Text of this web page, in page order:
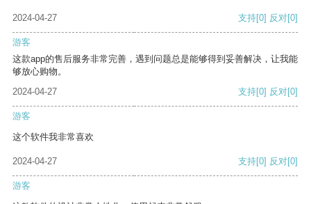
2024-04-27 支持[0] 反对[0]
游客
这款app的售后服务非常完善，遇到问题总是能够得到妥善解决，让我能
够放心购物。
2024-04-27
支持[0] 反对[0]
游客
这个软件我非常喜欢
2024-04-27 支持[0] 反对[0]
游客